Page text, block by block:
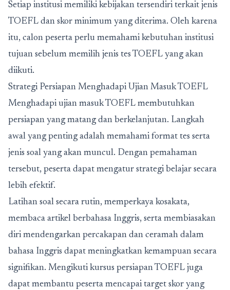
Setiap institusi memiliki kebijakan tersendiri terkait jenis
TOEFL dan skor minimum yang diterima. Oleh karena
itu, calon peserta perlu memahami kebutuhan institusi
tujuan sebelum memilih jenis tes TOEFL yang akan
diikuti.
Strategi Persiapan Menghadapi Ujian Masuk TOEFL
Menghadapi ujian masuk TOEFL membutuhkan
persiapan yang matang dan berkelanjutan. Langkah
awal yang penting adalah memahami format tes serta
jenis soal yang akan muncul. Dengan pemahaman
tersebut, peserta dapat mengatur strategi belajar secara
lebih efektif.
Latihan soal secara rutin, memperkaya kosakata,
membaca artikel berbahasa Inggris, serta membiasakan
diri mendengarkan percakapan dan ceramah dalam
bahasa Inggris dapat meningkatkan kemampuan secara
signifikan. Mengikuti kursus persiapan TOEFL juga
dapat membantu peserta mencapai target skor yang